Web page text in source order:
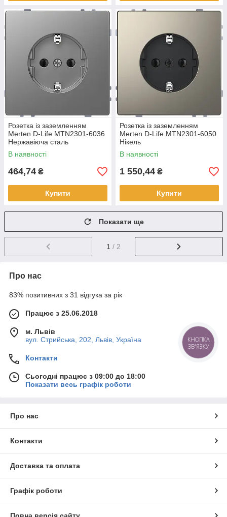
Розетка із заземленням
Merten D-Life MTN2301-6036
Нержавіюча сталь
В наявності
464,74 ₴
Купити
Розетка із заземленням
Merten D-Life MTN2301-6050
Нікель
В наявності
1 550,44 ₴
Купити
Показати ще
1 / 2
Про нас
83% позитивних з 31 відгука за рік
Працює з 25.06.2018
м. Львів
вул. Стрийська, 202, Львів, Україна
Контакти
Сьогодні працює з 09:00 до 18:00
Показати весь графік роботи
Про нас
Контакти
Доставка та оплата
Графік роботи
КНОПКА
ЗВ'ЯЗКУ